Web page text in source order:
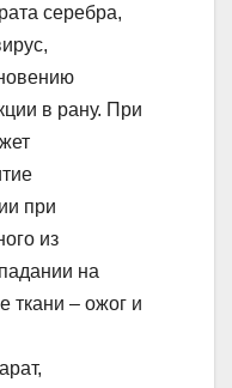
серебра,
в рану. При
при
из
на
ткани – ожог и